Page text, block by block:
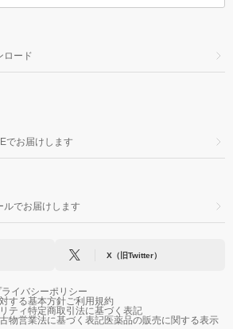
ロード
でお届けします
ルでお届けします
X（旧Twitter）
イバシーポリシー
する基本方針ご利用規約
ティ特定商取引法に基づく表記
古物営業法に基づく表記医薬品の販売に関する表示